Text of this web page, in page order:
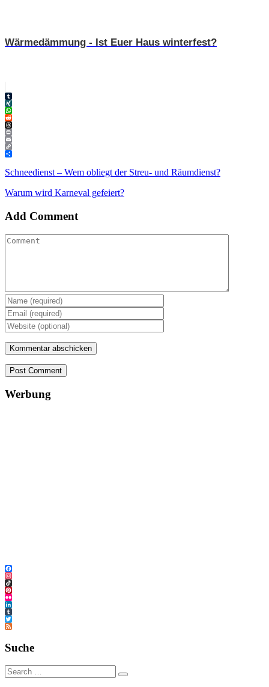
Wärmedämmung - Ist Euer Haus winterfest?
Tumblr
XING
WhatsApp
Reddit
Threads
Print
Email
Copy
Link
Teilen
Schneedienst – Wem obliegt der Streu- und Räumdienst?
Warum wird Karneval gefeiert?
Add Comment
Post Comment
Werbung
Facebook
Instagram
TikTok
Pinterest
Flickr
LinkedIn
Tumblr
Twitter
Feed
Suche